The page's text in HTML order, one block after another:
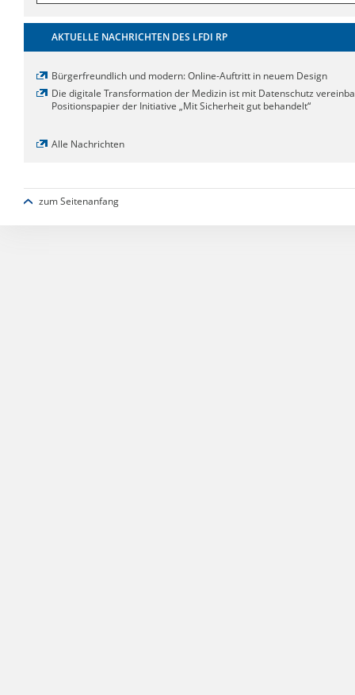
AKTUELLE NACHRICHTEN DES LFDI RP
Bürgerfreundlich und modern: Online-Auftritt in neuem Design
Die digitale Transformation der Medizin ist mit Datenschutz
Positionspapier der Initiative „Mit Sicherheit gut behandelt“
Alle Nachrichten
zum Seitenanfang